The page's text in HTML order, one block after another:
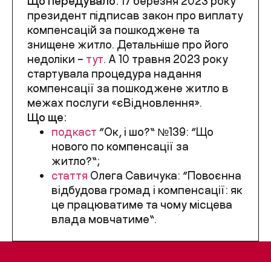
президент підписав закон про виплату
компенсацій за пошкоджене та
знищене житло. Детальніше про його
недоліки – тут. А 10 травня 2023 року
стартувала процедура надання
компенсації за пошкоджене житло в
межах послуги «єВідновлення».
Що ще:
подкаст “Ок, і шо?” №139: “Що
нового по компенсації за
житло?”;
стаття Олега Савичука: “Повоєнна
відбудова громад і компенсації: як
це працюватиме та чому місцева
влада мовчатиме”.